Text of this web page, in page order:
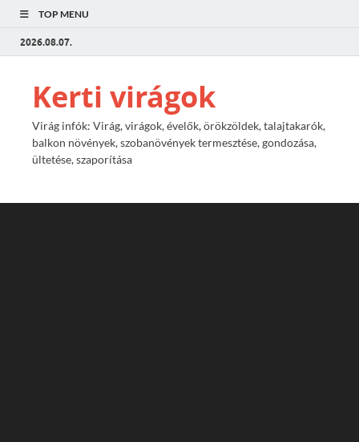
TOP MENU
2026.08.07.
Kerti virágok
Virág infók: Virág, virágok, évelők, örökzöldek, talajtakarók,
balkon növények, szobanövények termesztése, gondozása,
ültetése, szaporítása